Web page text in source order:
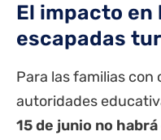
El impacto en
escapadas
Para las familias con
autoridades
15 de junio no